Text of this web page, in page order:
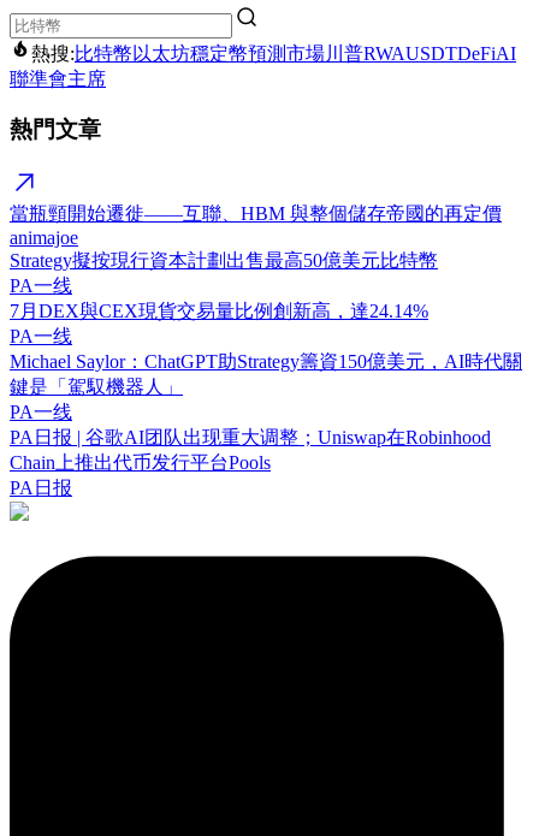
熱搜:比特幣 以太坊穩定幣預測市場川普RWAUSDTDeFiAI
聯準會主席
熱門文章
當瓶頸開始遷徙——互聯、HBM 與整個儲存帝國的再定價
animajoe
Strategy擬按現行資本計劃出售最高50億美元比特幣
PA一线
7月DEX與CEX現貨交易量比例創新高，達24.14%
PA一线
Michael Saylor：ChatGPT助Strategy籌資150億美元，AI時代關
鍵是「駕馭機器人」
PA一线
PA日报 | 谷歌AI团队出现重大调整；Uniswap在Robinhood
Chain上推出代币发行平台Pools
PA日报